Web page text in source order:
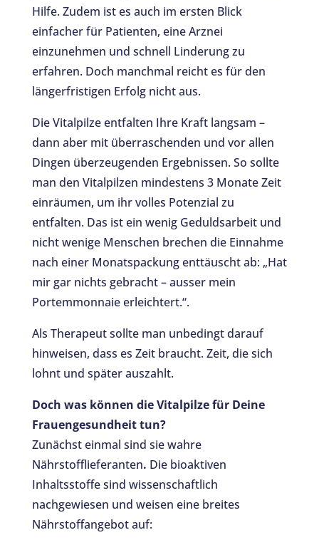
Hilfe. Zudem ist es auch im ersten Blick
einfacher für Patienten, eine Arznei
einzunehmen und schnell Linderung zu
erfahren. Doch manchmal reicht es für den
längerfristigen Erfolg nicht aus.
Die Vitalpilze entfalten Ihre Kraft langsam –
dann aber mit überraschenden und vor allen
Dingen überzeugenden Ergebnissen. So sollte
man den Vitalpilzen mindestens 3 Monate Zeit
einräumen, um ihr volles Potenzial zu
entfalten. Das ist ein wenig Geduldsarbeit und
nicht wenige Menschen brechen die Einnahme
nach einer Monatspackung enttäuscht ab: „Hat
mir gar nichts gebracht – ausser mein
Portemmonnaie erleichtert.“.
Als Therapeut sollte man unbedingt darauf
hinweisen, dass es Zeit braucht. Zeit, die sich
lohnt und später auszahlt.
Doch was können die Vitalpilze für Deine
Frauengesundheit tun?
Zunächst einmal sind sie wahre
Nährstofflieferanten. Die bioaktiven
Inhaltsstoffe sind wissenschaftlich
nachgewiesen und weisen eine breites
Nährstoffangebot auf: